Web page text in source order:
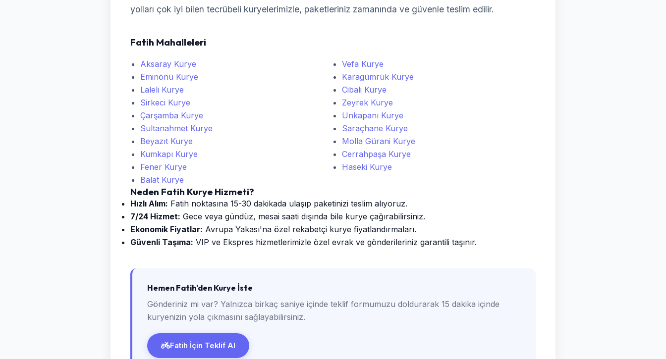
yolları çok iyi bilen tecrübeli kuryelerimizle, paketleriniz zamanında ve güvenle teslim edilir.
Fatih Mahalleleri
Aksaray Kurye
Eminönü Kurye
Laleli Kurye
Sirkeci Kurye
Çarşamba Kurye
Sultanahmet Kurye
Beyazıt Kurye
Kumkapı Kurye
Fener Kurye
Balat Kurye
Vefa Kurye
Karagümrük Kurye
Cibali Kurye
Zeyrek Kurye
Unkapanı Kurye
Saraçhane Kurye
Molla Gürani Kurye
Cerrahpaşa Kurye
Haseki Kurye
Neden Fatih Kurye Hizmeti?
Hızlı Alım: Fatih noktasına 15-30 dakikada ulaşıp paketinizi teslim alıyoruz.
7/24 Hizmet: Gece veya gündüz, mesai saati dışında bile kurye çağırabilirsiniz.
Ekonomik Fiyatlar: Avrupa Yakası'na özel rekabetçi kurye fiyatlandırmaları.
Güvenli Taşıma: VIP ve Ekspres hizmetlerimizle özel evrak ve gönderileriniz garantili taşınır.
Hemen Fatih'den Kurye İste
Gönderiniz mi var? Yalnızca birkaç saniye içinde teklif formumuzu doldurarak 15 dakika içinde
kuryenizin yola çıkmasını sağlayabilirsiniz.
Fatih İçin Teklif Al